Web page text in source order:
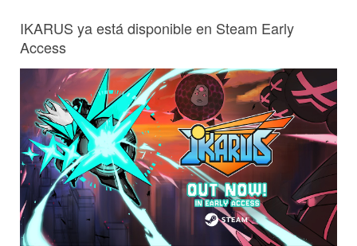
IKARUS ya está disponible en Steam Early
Access